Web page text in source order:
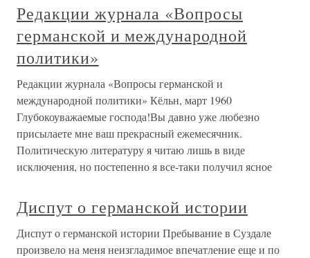
Редакции журнала «Вопросы
германской и международной
политики»
Редакции журнала «Вопросы германской и
международной политики» Кёльн, март 1960
Глубокоуважаемые господа!Вы давно уже любезно
присылаете мне ваш прекрасный ежемесячник.
Политическую литературу я читаю лишь в виде
исключения, но постепенно я все-таки получил ясное
Диспут о германской истории
Диспут о германской истории Пребывание в Суздале
произвело на меня неизгладимое впечатление еще и по